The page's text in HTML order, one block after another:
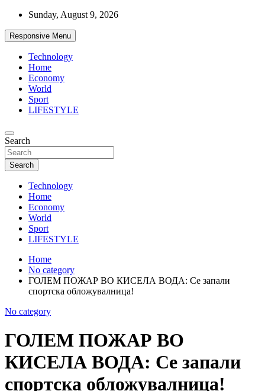
Skip
content
Sunday, August 9, 2026
Responsive Menu
Technology
Home
Economy
World
Sport
LIFESTYLE
d7-news.com
News
Search
Search
Technology
Home
Economy
World
Sport
LIFESTYLE
Home
No category
ГОЛЕМ ПОЖАР ВО КИСЕЛА ВОДА: Се запали
спортска обложувалница!
No category
ГОЛЕМ ПОЖАР ВО
КИСЕЛА ВОДА: Се запали
спортска обложувалница!